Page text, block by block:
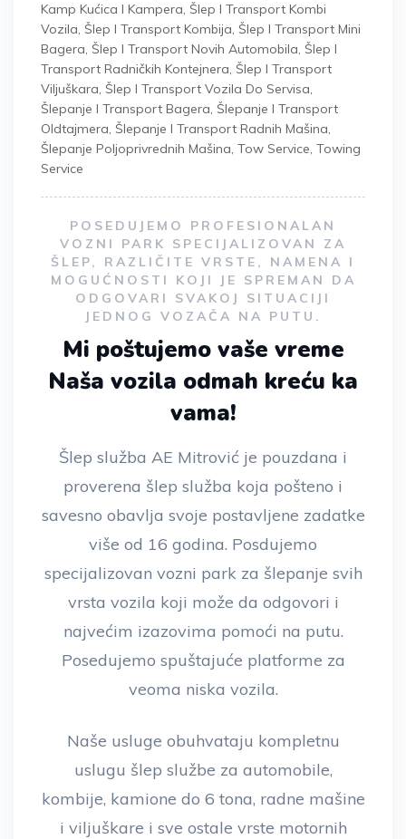
Kamp Kućica I Kampera, Šlep I Transport Kombi
Vozila, Šlep I Transport Kombija, Šlep I Transport Mini
Bagera, Šlep I Transport Novih Automobila, Šlep I
Transport Radničkih Kontejnera, Šlep I Transport
Viljuškara, Šlep I Transport Vozila Do Servisa,
Šlepanje I Transport Bagera, Šlepanje I Transport
Oldtajmera, Šlepanje I Transport Radnih Mašina,
Šlepanje Poljoprivrednih Mašina, Tow Service, Towing
Service
POSEDUJEMO PROFESIONALAN
VOZNI PARK SPECIJALIZOVAN ZA
ŠLEP, RAZLIČITE VRSTE, NAMENA I
MOGUĆNOSTI KOJI JE SPREMAN DA
ODGOVARI SVAKOJ SITUACIJI
JEDNOG VOZAČA NA PUTU.
Mi poštujemo vaše vreme
Naša vozila odmah kreću ka
vama!
Šlep služba AE Mitrović je pouzdana i
proverena šlep služba koja pošteno i
savesno obavlja svoje postavljene zadatke
više od 16 godina. Posdujemo
specijalizovan vozni park za šlepanje svih
vrsta vozila koji može da odgovori i
najvećim izazovima pomoći na putu.
Posedujemo spuštajuće platforme za
veoma niska vozila.
Naše usluge obuhvataju kompletnu
uslugu šlep službe za automobile,
kombije, kamione do 6 tona, radne mašine
i viljuškare i sve ostale vrste motornih